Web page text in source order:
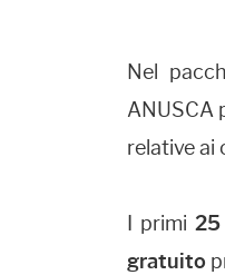
Nel
ANUSCA
relative ai
I primi 25
gratuito